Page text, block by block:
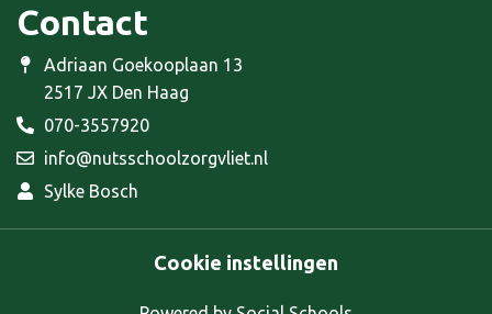
Contact
Adriaan Goekooplaan 13
2517 JX Den Haag
070-3557920
info@nutsschoolzorgvliet.nl
Sylke Bosch
Cookie instellingen